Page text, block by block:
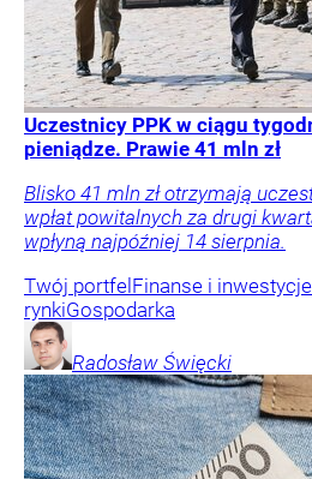
Uczestnicy PPK w ciągu
pieniądze. Prawie 41 mln zł
Blisko 41 mln zł otrzymają
wpłat powitalnych za drugi
wpłyną najpóźniej 14 sierpnia.
Twój portfel Finanse i inwestycje
rynkiGospodarka
Radosław Święcki